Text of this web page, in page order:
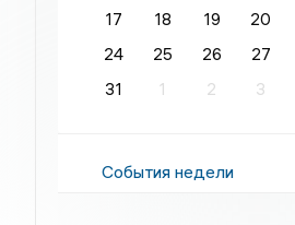
17
18 19 20
24
25 26 27
31
1 2 3
События недели